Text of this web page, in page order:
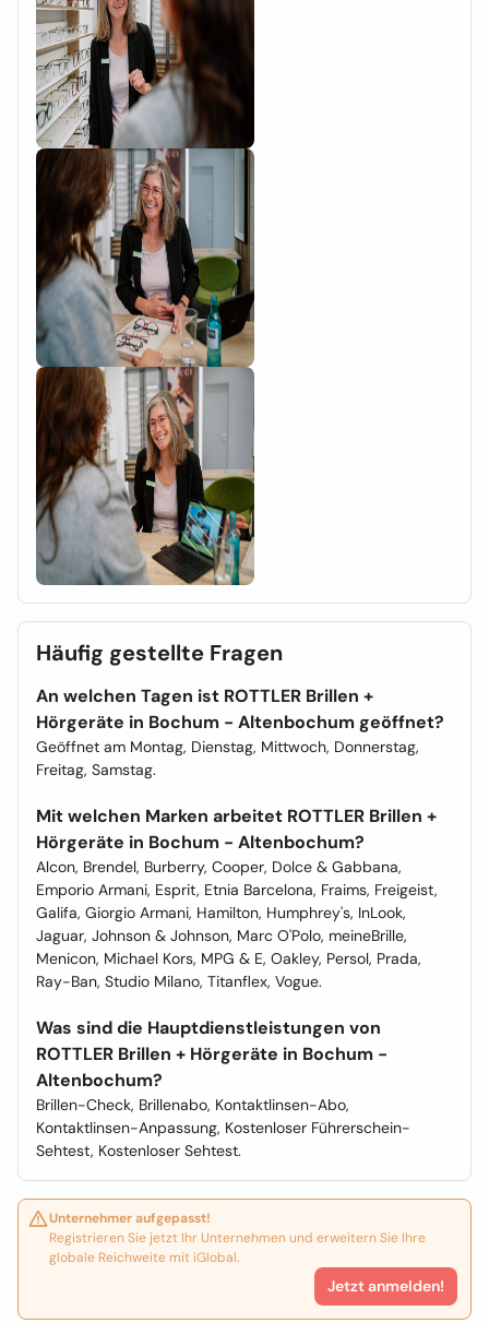
Häufig gestellte Fragen
An welchen Tagen ist ROTTLER Brillen +
Hörgeräte in Bochum - Altenbochum geöffnet?
Geöffnet am Montag, Dienstag, Mittwoch, Donnerstag,
Freitag, Samstag.
Mit welchen Marken arbeitet ROTTLER Brillen +
Hörgeräte in Bochum - Altenbochum?
Alcon, Brendel, Burberry, Cooper, Dolce & Gabbana,
Emporio Armani, Esprit, Etnia Barcelona, Fraims, Freigeist,
Galifa, Giorgio Armani, Hamilton, Humphrey's, InLook,
Jaguar, Johnson & Johnson, Marc O'Polo, meineBrille,
Menicon, Michael Kors, MPG & E, Oakley, Persol, Prada,
Ray-Ban, Studio Milano, Titanflex, Vogue.
Was sind die Hauptdienstleistungen von
ROTTLER Brillen + Hörgeräte in Bochum -
Altenbochum?
Brillen-Check, Brillenabo, Kontaktlinsen-Abo,
Kontaktlinsen-Anpassung, Kostenloser Führerschein-
Sehtest, Kostenloser Sehtest.
Unternehmer aufgepasst!
Registrieren Sie jetzt Ihr Unternehmen und erweitern Sie Ihre
globale Reichweite mit iGlobal.
Jetzt anmelden!